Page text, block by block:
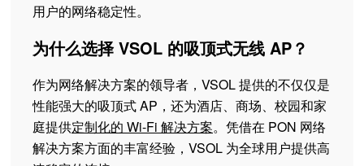
用户的网络稳定性。
为什么选择 VSOL 的吸顶式无线 AP？
作为网络解决方案的领导者，VSOL 提供的不仅仅是
性能强大的吸顶式 AP，还为酒店、商场、校园和家
庭提供定制化的 Wi-Fi 解决方案。凭借在 PON 网络
解决方案方面的丰富经验，VSOL 为全球用户提供高